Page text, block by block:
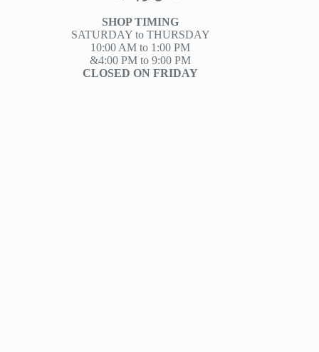
SHOP TIMING
SATURDAY to THURSDAY
10:00 AM to 1:00 PM
&4:00 PM to 9:00 PM
CLOSED ON FRIDAY